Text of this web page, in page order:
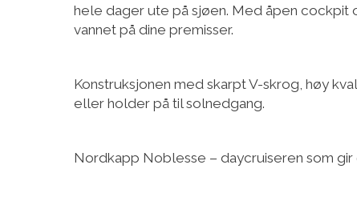
hele dager ute på sjøen. Med åpen cockpit
vannet på dine premisser.
Konstruksjonen med skarpt V-skrog, høy
eller holder på til solnedgang.
Nordkapp Noblesse – daycruiseren som gir